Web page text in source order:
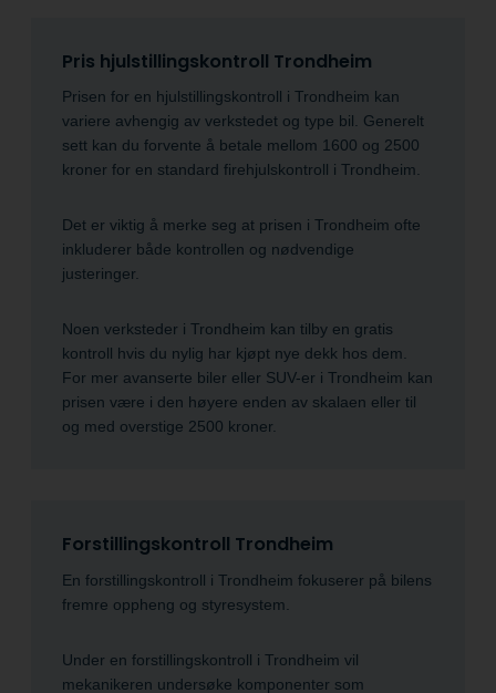
Pris hjulstillingskontroll Trondheim
Prisen for en hjulstillingskontroll i Trondheim kan
variere avhengig av verkstedet og type bil. Generelt
sett kan du forvente å betale mellom 1600 og 2500
kroner for en standard firehjulskontroll i Trondheim.
Det er viktig å merke seg at prisen i Trondheim ofte
inkluderer både kontrollen og nødvendige
justeringer.
Noen verksteder i Trondheim kan tilby en gratis
kontroll hvis du nylig har kjøpt nye dekk hos dem.
For mer avanserte biler eller SUV-er i Trondheim kan
prisen være i den høyere enden av skalaen eller til
og med overstige 2500 kroner.
Forstillingskontroll Trondheim
En forstillingskontroll i Trondheim fokuserer på bilens
fremre oppheng og styresystem.
Under en forstillingskontroll i Trondheim vil
mekanikeren undersøke komponenter som